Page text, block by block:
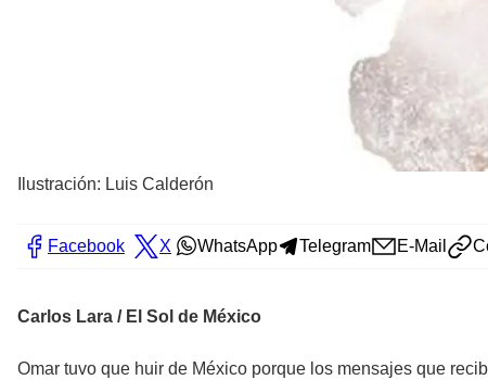
Ilustración: Luis Calderón
Facebook X WhatsApp Telegram E-Mail
Carlos Lara / El Sol de México
Omar tuvo que huir de México porque los mensajes que